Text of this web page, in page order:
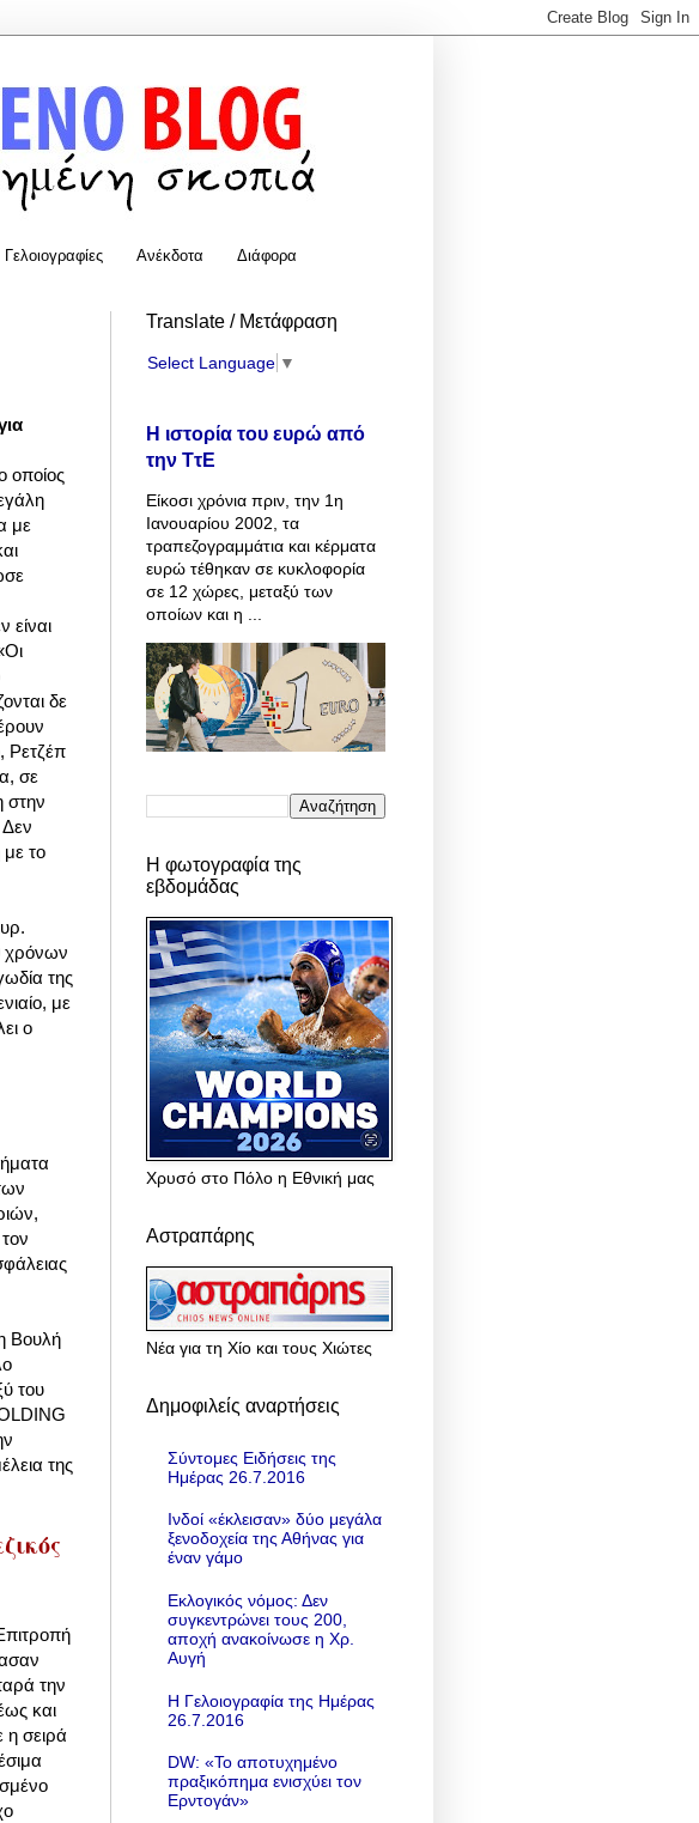
Γελοιογραφίες Ανέκδοτα Διάφορα
οποίος
με
είναι
δε
Ρετζέπ
σε
στην
το
χρόνων
της
με
ο
Βουλή
του
της
την
και
σειρά
Translate / Μετάφραση
Select Language ▼
Η ιστορία του ευρώ από
την ΤτΕ
Είκοσι χρόνια πριν, την 1η
Ιανουαρίου 2002, τα
τραπεζογραμμάτια και κέρματα
ευρώ τέθηκαν σε κυκλοφορία
σε 12 χώρες, μεταξύ των
οποίων και η ...
Η φωτογραφία της
εβδομάδας
Χρυσό στο Πόλο η Εθνική μας
Αστραπάρης
Νέα για τη Χίο και τους Χιώτες
Δημοφιλείς αναρτήσεις
Σύντομες Ειδήσεις της
Ημέρας 26.7.2016
Ινδοί «έκλεισαν» δύο μεγάλα
ξενοδοχεία της Αθήνας για
έναν γάμο
Εκλογικός νόμος: Δεν
συγκεντρώνει τους 200,
αποχή ανακοίνωσε η Χρ.
Αυγή
Η Γελοιογραφία της Ημέρας
26.7.2016
DW: «To αποτυχημένο
πραξικόπημα ενισχύει τον
Ερντογάν»